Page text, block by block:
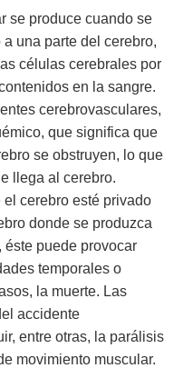
se produce cuando se
una parte del cerebro,
células cerebrales por
en la sangre.
cerebrovasculares,
que significa que
se obstruyen, lo que
llega al cerebro.
cerebro esté privado
donde se produzca
éste puede provocar
temporales o
la muerte. Las
accidente
entre otras, la parálisis
movimiento muscular.